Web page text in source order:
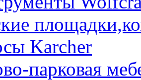
Karcher
парковая